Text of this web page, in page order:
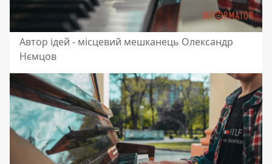
Автор ідей - місцевий мешканець Олександр
Нємцов